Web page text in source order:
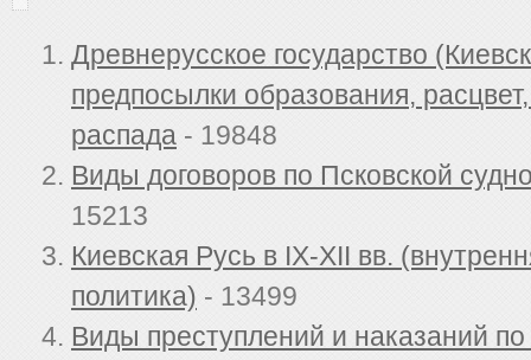
Древнерусское государство
предпосылки образования,
распада - 19848
Виды договоров по Псковской
15213
Киевская Русь в IX-XII вв.
политика) - 13499
Виды преступлений и наказаний